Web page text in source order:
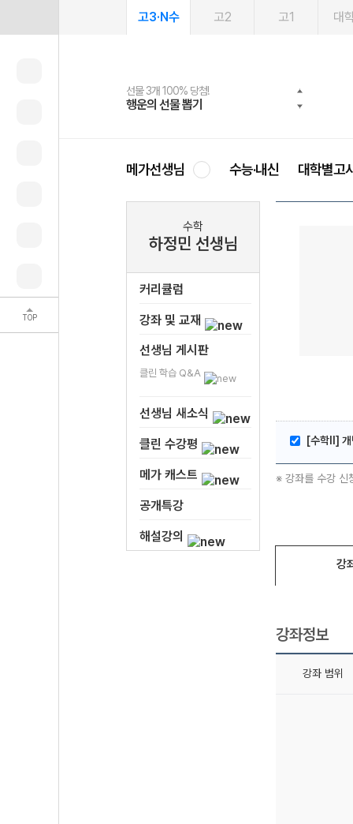
TOP
고3·N수 고2 고1 대
선물 3개 100% 당첨!
행운의 선물 뽑기
선물 100% 증정!
메가스터디 X 올리브
여름방학 스터디 캐시백
메가런 썸머스쿨
2027 러셀 단과
강사 공개선발
스마트러닝앱
설문 EVENT
메가패스
3일 무료 체험권
메가패스 수강생 무료혜택!
메가클럽 멤버십
사회공헌 캠페인
희망이룸 메가나눔
메가선생님 수능·내신 대학별고
수학
하정민 선생님
커리큘럼
강좌 및 교재
선생님 게시판
클린 학습 Q&A
선생님 새소식
클린 수강평
메가 캐스트
공개특강
해설강의
[수학ll]
※ 강좌를 수강 신
강
강좌정보
강좌 범위